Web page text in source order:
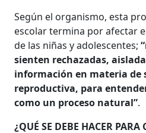
Según el organismo, esta
escolar termina por afectar
de las niñas y adolescentes;
sienten rechazadas,
información en materia de
reproductiva, para
como un proceso natural”.
¿QUÉ SE DEBE HACER PARA